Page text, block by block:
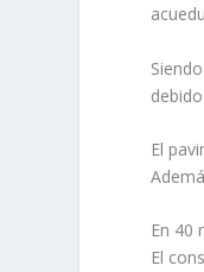
El
En 40
El